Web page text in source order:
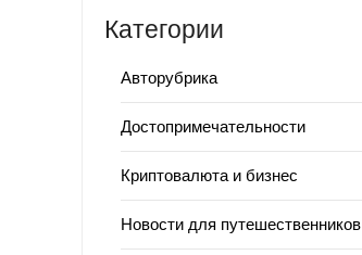
Категории
Авторубрика
Достопримечательности
Криптовалюта и бизнес
Новости для путешественников